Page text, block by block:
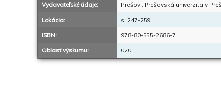
Vydavateľské údaje: Prešov : Prešovská univerzita v
Lokácia: s. 247-259
ISBN: 978-80-555-2686-7
Oblasť výskumu: 020